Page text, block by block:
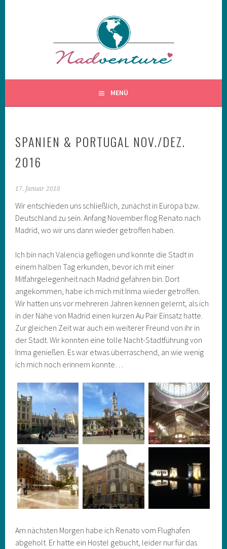
MENÜ
SPANIEN & PORTUGAL NOV./DEZ.
2016
17. Januar 2018
Wir entschieden uns schließlich, zunächst in Europa bzw.
Deutschland zu sein. Anfang November flog Renato nach
Madrid, wo wir uns dann wieder getroffen haben.
Ich bin nach Valencia geflogen und konnte die Stadt in
einem halben Tag erkunden, bevor ich mit einer
Mitfahrgelegenheit nach Madrid gefahren bin. Dort
angekommen, habe ich mich mit Inma wieder getroffen.
Wir hatten uns vor mehreren Jahren kennen gelernt, als ich
in der Nähe von Madrid einen kurzen Au Pair Einsatz hatte.
Zur gleichen Zeit war auch ein weiterer Freund von ihr in
der Stadt. Wir konnten eine tolle Nacht-Stadtführung von
Inma genießen. Es war etwas überraschend, an wie wenig
ich mich noch erinnern konnte…
Am nächsten Morgen habe ich Renato vom Flughafen
abgeholt. Er hatte ein Hostel gebucht, leider nur für das